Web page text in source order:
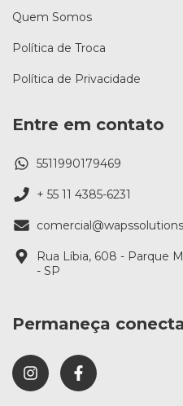
Quem Somos
Política de Troca
Política de Privacidade
Entre em contato
5511990179469
+ 55 11 4385-6231
Rua Líbia, 608 - Parque
- SP
Permaneça